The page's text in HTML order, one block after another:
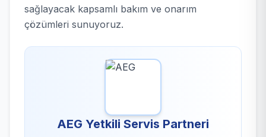
sağlayacak kapsamlı bakım ve onarım
çözümleri sunuyoruz.
AEG Yetkili Servis Partneri